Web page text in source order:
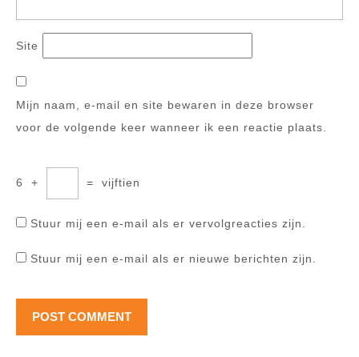
Site
Mijn naam, e-mail en site bewaren in deze browser
voor de volgende keer wanneer ik een reactie plaats.
6 + = vijftien
Stuur mij een e-mail als er vervolgreacties zijn.
Stuur mij een e-mail als er nieuwe berichten zijn.